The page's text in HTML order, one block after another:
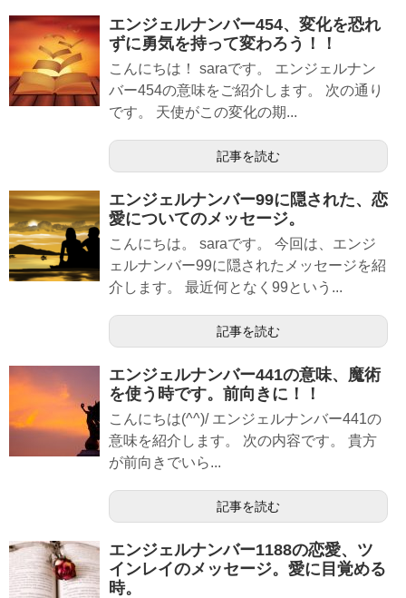
エンジェルナンバー454、変化を恐れ
ずに勇気を持って変わろう！！
こんにちは！ saraです。 エンジェルナン
バー454の意味をご紹介します。 次の通り
です。 天使がこの変化の期...
記事を読む
エンジェルナンバー99に隠された、恋
愛についてのメッセージ。
こんにちは。 saraです。 今回は、エンジ
ェルナンバー99に隠されたメッセージを紹
介します。 最近何となく99という...
記事を読む
エンジェルナンバー441の意味、魔術
を使う時です。前向きに！！
こんにちは(^^)/ エンジェルナンバー441の
意味を紹介します。 次の内容です。 貴方
が前向きでいら...
記事を読む
エンジェルナンバー1188の恋愛、ツ
インレイのメッセージ。愛に目覚める
時。